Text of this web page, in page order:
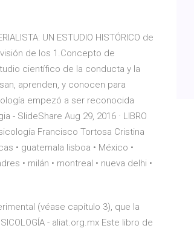
UN ESTUDIO HISTÓRICO de
de los 1.Concepto de
científico de la conducta y la
aprenden, y conocen para
empezó a ser reconocida
SlideShare Aug 29, 2016 · LIBRO
Francisco Tortosa Cristina
• guatemala lisboa • México •
• milán • montreal • nueva delhi •
(véase capítulo 3), que la
- aliat.org.mx Este libro de